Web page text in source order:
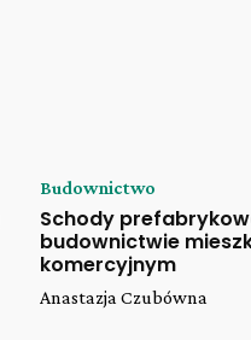
Budownictwo
Schody
budownictwie
komercyjnym
Anastazja Czubówna